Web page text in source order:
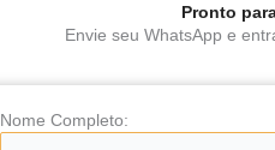
Pronto
Envie seu WhatsApp e
Nome Completo: